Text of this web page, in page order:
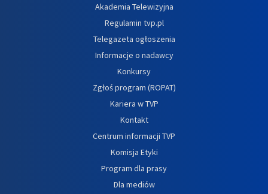
Akademia Telewizyjna
Regulamin tvp.pl
Telegazeta ogłoszenia
Informacje o nadawcy
Konkursy
Zgłoś program (ROPAT)
Kariera w TVP
Kontakt
Centrum informacji TVP
Komisja Etyki
Program dla prasy
Dla mediów